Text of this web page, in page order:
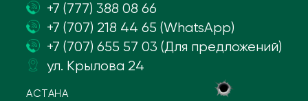
+7 (777) 388 08 66
+7 (707) 218 44 65 (WhatsApp)
+7 (707) 655 57 03 (Для предложений)
ул. Крылова 24
АСТАНА